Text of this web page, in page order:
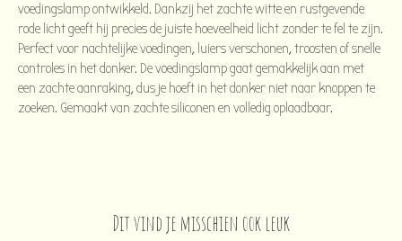
voedingslamp ontwikkeld. Dankzij het zachte witte en rustgevende
rode licht geeft hij precies de juiste hoeveelheid licht zonder te fel te zijn.
Perfect voor nachtelijke voedingen, luiers verschonen, troosten of snelle
controles in het donker. De voedingslamp gaat gemakkelijk aan met
een zachte aanraking, dus je hoeft in het donker niet naar knoppen te
zoeken. Gemaakt van zachte siliconen en volledig oplaadbaar.
Dit vind je misschien ook leuk